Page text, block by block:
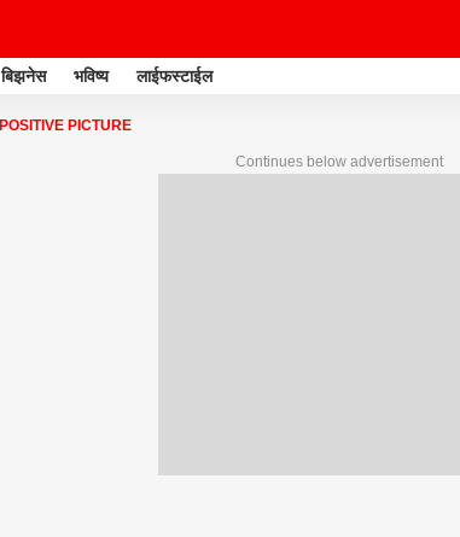
बिझनेस भविष्य लाईफस्टाईल
POSITIVE PICTURE
Continues below advertisement